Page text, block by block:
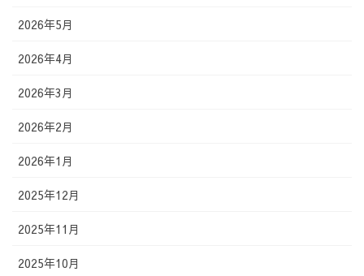
2026年5月
2026年4月
2026年3月
2026年2月
2026年1月
2025年12月
2025年11月
2025年10月